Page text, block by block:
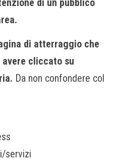
di un pubblico
di atterraggio che
avere cliccato su
Da non confondere col
servizi